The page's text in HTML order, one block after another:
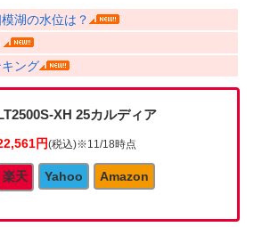
湖の水位は？
ング
XH 25カルディア
円(税込)※11/18時点
楽天 Yahoo Amazon